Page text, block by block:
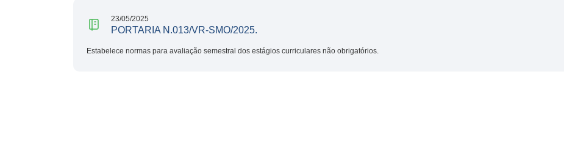
23/05/2025
PORTARIA N.013/VR-SMO/2025.
Estabelece normas para avaliação semestral dos estágios curriculares não obrigatórios.